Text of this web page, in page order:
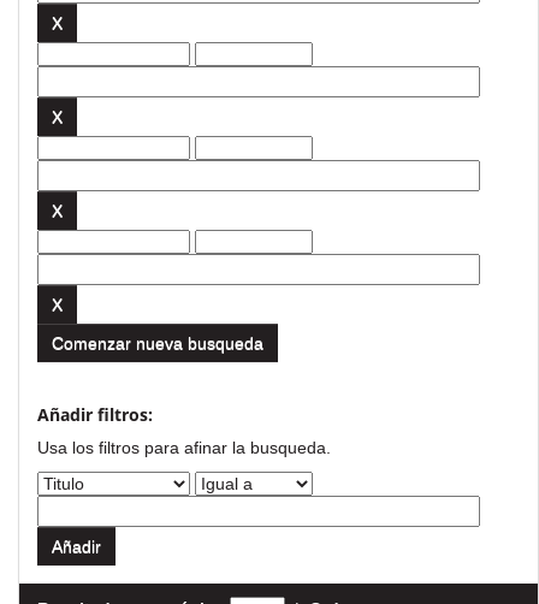
Comenzar nueva busqueda
Añadir filtros:
Usa los filtros para afinar la busqueda.